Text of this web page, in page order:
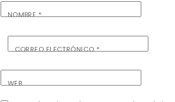
NOMBRE*
CORREO ELECTRÓNICO*
WEB